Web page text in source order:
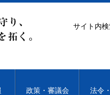
サイト内
政策・審議会 法令